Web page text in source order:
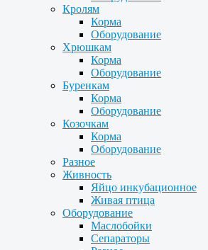
Кролям
Корма
Оборудование
Хрюшкам
Корма
Оборудование
Буренкам
Корма
Оборудование
Козочкам
Корма
Оборудование
Разное
Живность
Яйцо инкубационное
Живая птица
Оборудование
Маслобойки
Сепараторы